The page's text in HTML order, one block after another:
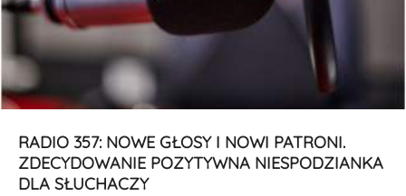
RADIO 357: NOWE GŁOSY I NOWI PATRONI.
ZDECYDOWANIE POZYTYWNA NIESPODZIANKA
DLA SŁUCHACZY